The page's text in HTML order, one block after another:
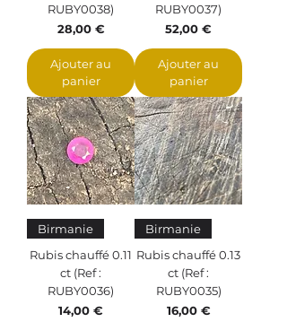
RUBY0038)
Prix
28,00 €
Ajouter au
panier
RUBY0037)
Prix
52,00 €
Ajouter au
panier
Birmanie
Rubis chauffé 0.11
ct (Ref :
RUBY0036)
Prix
14,00 €
Birmanie
Rubis chauffé 0.13
ct (Ref :
RUBY0035)
Prix
16,00 €